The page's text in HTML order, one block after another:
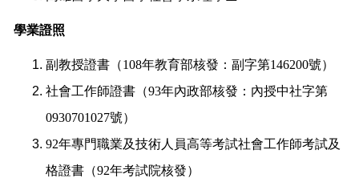
學業證照
副教授證書（108年教育部核發：副字第146200號）
社會工作師證書（93年內政部核發：內授中社字第
0930701027號）
92年專門職業及技術人員高等考試社會工作師考試及
格證書（92年考試院核發）